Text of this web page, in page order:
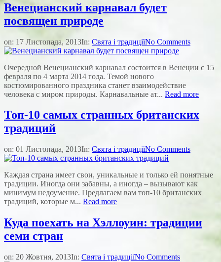
Венецианский карнавал будет
посвящен природе
on: 17 Листопада, 2013In: Свята і традиціїNo Comments
Очередной Венецианский карнавал состоится в Венеции с 15
февраля по 4 марта 2014 года. Темой нового
костюмированного праздника станет взаимодействие
человека с миром природы. Карнавальные ат... Read more
Топ-10 самых странных британских
традиций
on: 01 Листопада, 2013In: Свята і традиціїNo Comments
Каждая страна имеет свои, уникальные и только ей понятные
традиции. Иногда они забавны, а иногда – вызывают как
минимум недоумение. Предлагаем вам топ-10 британских
традиций, которые м... Read more
Куда поехать на Хэллоуин: традиции
семи стран
on: 20 Жовтня, 2013In: Свята і традиціїNo Comments